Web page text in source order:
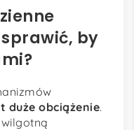
by
duże obciążenie.